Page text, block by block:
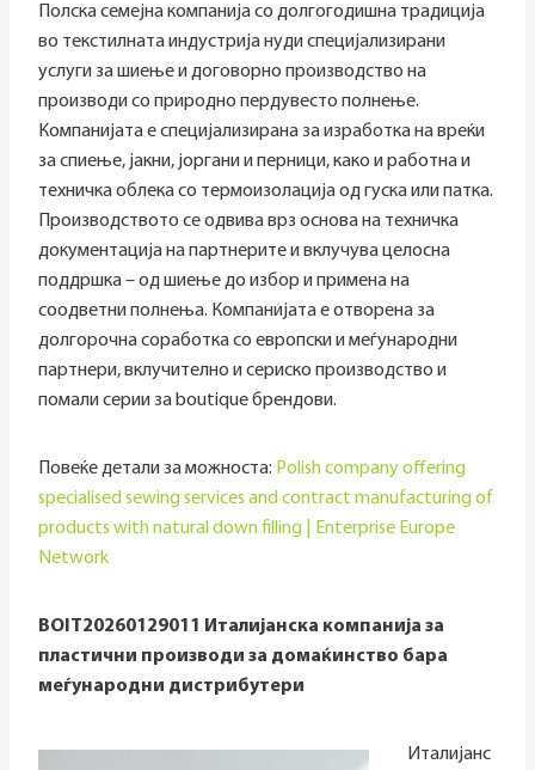
Полска семејна компанија со долгогодишна традиција
во текстилната индустрија нуди специјализирани
услуги за шиење и договорно производство на
производи со природно пердувесто полнење.
Компанијата е специјализирана за изработка на вреќи
за спиење, јакни, јоргани и перници, како и работна и
техничка облека со термоизолација од гуска или патка.
Производството се одвива врз основа на техничка
документација на партнерите и вклучува целосна
поддршка – од шиење до избор и примена на
соодветни полнења. Компанијата е отворена за
долгорочна соработка со европски и меѓународни
партнери, вклучително и сериско производство и
помали серии за boutique брендови.
Повеќе детали за можноста: Polish company offering
specialised sewing services and contract manufacturing of
products with natural down filling | Enterprise Europe
Network
BOIT20260129011 Италијанска компанија за
пластични производи за домаќинство бара
меѓународни дистрибутери
Италијанс